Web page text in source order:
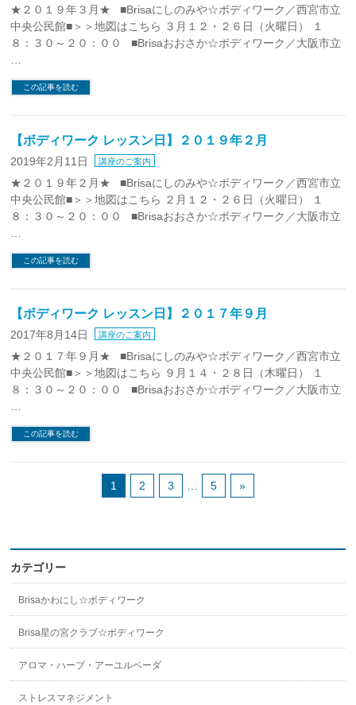
★２０１９年３月★ ■Brisaにしのみや☆ボディワーク／西宮市立
中央公民館■＞＞地図はこちら ３月１２・２６日（火曜日） １
８：３０～２０：００ ■Brisaおおさか☆ボディワーク／大阪市立
この記事を読む
【ボディワーク レッスン日】２０１９年２月
2019年2月11日 講座のご案内
★２０１９年２月★ ■Brisaにしのみや☆ボディワーク／西宮市立
中央公民館■＞＞地図はこちら ２月１２・２６日（火曜日） １
８：３０～２０：００ ■Brisaおおさか☆ボディワーク／大阪市立
この記事を読む
【ボディワーク レッスン日】２０１７年９月
2017年8月14日 講座のご案内
★２０１７年９月★ ■Brisaにしのみや☆ボディワーク／西宮市立
中央公民館■＞＞地図はこちら ９月１４・２８日（木曜日） １
８：３０～２０：００ ■Brisaおおさか☆ボディワーク／大阪市立
この記事を読む
1 2 3 5 »
カテゴリー
Brisaかわにし☆ボディワーク
Brisa星の宮クラブ☆ボディワーク
アロマ・ハーブ・アーユルベーダ
ストレスマネジメント